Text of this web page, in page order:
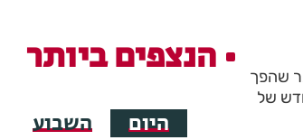
שהפך
של
הנצפים ביותר
היום השבוע